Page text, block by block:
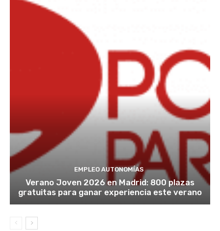
EMPLEO AUTONOMÍAS
Verano Joven 2026 en Madrid: 800 plazas
gratuitas para ganar experiencia este verano